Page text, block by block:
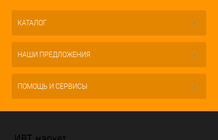
КАТАЛОГ
НАШИ ПРЕДЛОЖЕНИЯ
ПОМОЩЬ И СЕРВИСЫ